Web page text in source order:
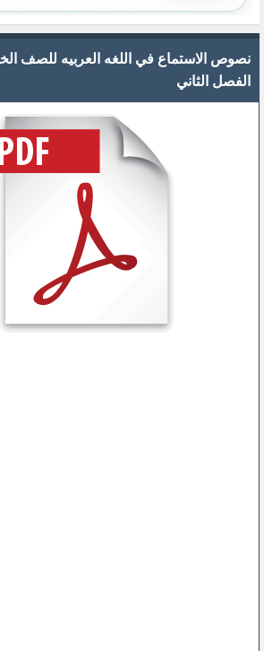
نصوص الاستماع في اللغه العربيه للصف
الفصل الثاني